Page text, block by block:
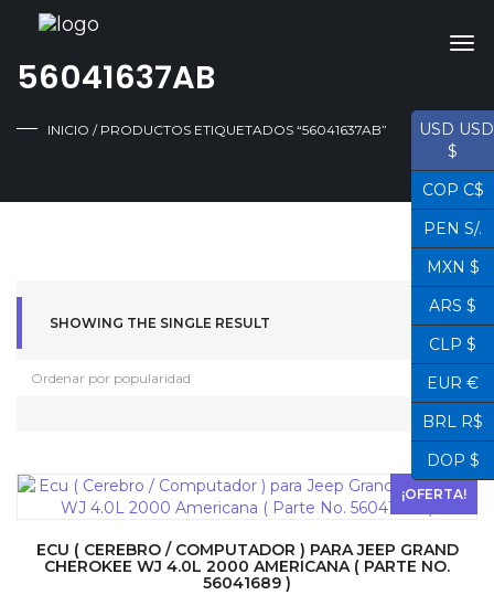
56041637AB
INICIO / PRODUCTOS ETIQUETADOS “56041637AB”
SHOWING THE SINGLE RESULT
¡OFERTA!
ECU ( CEREBRO / COMPUTADOR ) PARA JEEP GRAND
CHEROKEE WJ 4.0L 2000 AMERICANA ( PARTE NO.
56041689 )
USD USD
$
COP C$
PEN S/.
MXN $
ARS $
CLP $
EUR €
BRL R$
DOP $